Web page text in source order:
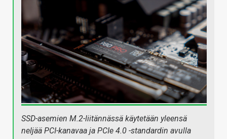
SSD-asemien M.2-liitännässä käytetään yleensä
neljää PCI-kanavaa ja PCIe 4.0 -standardin avulla